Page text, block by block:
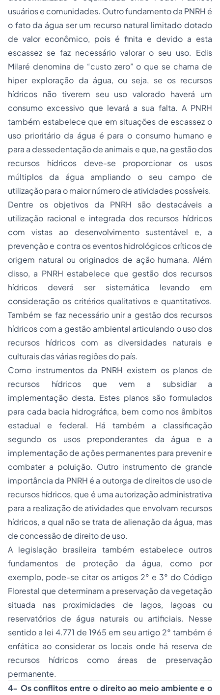
usuários e comunidades. Outro fundamento da PNRH é
o fato da água ser um recurso natural limitado dotado
de valor econômico, pois é finita e devido a esta
escassez se faz necessário valorar o seu uso. Edis
Milaré denomina de “custo zero” o que se chama de
hiper exploração da água, ou seja, se os recursos
hídricos não tiverem seu uso valorado haverá um
consumo excessivo que levará a sua falta. A PNRH
também estabelece que em situações de escassez o
uso prioritário da água é para o consumo humano e
para a dessedentação de animais e que, na gestão dos
recursos hídricos deve-se proporcionar os usos
múltiplos da água ampliando o seu campo de
utilização para o maior número de atividades possíveis.
Dentre os objetivos da PNRH são destacáveis a
utilização racional e integrada dos recursos hídricos
com vistas ao desenvolvimento sustentável e, a
prevenção e contra os eventos hidrológicos críticos de
origem natural ou originados de ação humana. Além
disso, a PNRH estabelece que gestão dos recursos
hídricos deverá ser sistemática levando em
consideração os critérios qualitativos e quantitativos.
Também se faz necessário unir a gestão dos recursos
hídricos com a gestão ambiental articulando o uso dos
recursos hídricos com as diversidades naturais e
culturais das várias regiões do país.
Como instrumentos da PNRH existem os planos de
recursos hídricos que vem a subsidiar a
implementação desta. Estes planos são formulados
para cada bacia hidrográfica, bem como nos âmbitos
estadual e federal. Há também a classificação
segundo os usos preponderantes da água e a
implementação de ações permanentes para prevenir e
combater a poluição. Outro instrumento de grande
importância da PNRH é a outorga de direitos de uso de
recursos hídricos, que é uma autorização administrativa
para a realização de atividades que envolvam recursos
hídricos, a qual não se trata de alienação da água, mas
de concessão de direito de uso.
A legislação brasileira também estabelece outros
fundamentos de proteção da água, como por
exemplo, pode-se citar os artigos 2° e 3° do Código
Florestal que determinam a preservação da vegetação
situada nas proximidades de lagos, lagoas ou
reservatórios de água naturais ou artificiais. Nesse
sentido a lei 4.771 de 1965 em seu artigo 2° também é
enfática ao considerar os locais onde há reserva de
recursos hídricos como áreas de preservação
permanente.
4- Os conflitos entre o direito ao meio ambiente e o